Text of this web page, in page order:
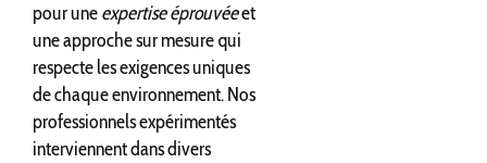
pour uneexpertise éprouvéeet
une approche sur mesure qui
respecte les exigences uniques
de chaque environnement. Nos
professionnels expérimentés
interviennent dans divers